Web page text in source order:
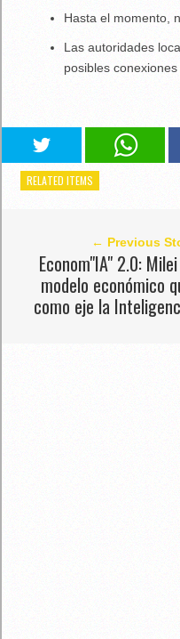
Hasta el momento,
Las autoridades
posibles
RELATED ITEMS
← Previous
Econom"IA" 2.0:
modelo económico
como eje la